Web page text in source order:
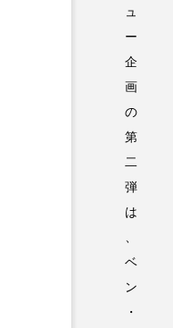
ュ
ー
企
画
の
第
二
弾
は
ベ
ン
・